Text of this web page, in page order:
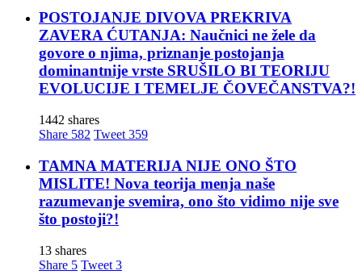
POSTOJANJE DIVOVA PREKRIVA
ZAVERA ĆUTANJA: Naučnici ne žele da
govore o njima, priznanje postojanja
dominantnije vrste SRUŠILO BI TEORIJU
EVOLUCIJE I TEMELJE ČOVEČANSTVA?!
1442 shares
Share 582 Tweet 359
TAMNA MATERIJA NIJE ONO ŠTO
MISLITE! Nova teorija menja naše
razumevanje svemira, ono što vidimo nije sve
što postoji?!
13 shares
Share 5 Tweet 3